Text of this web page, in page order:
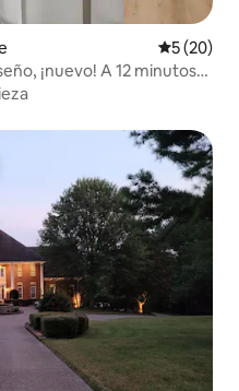
5 (20)
¡nuevo! A 12 minutos